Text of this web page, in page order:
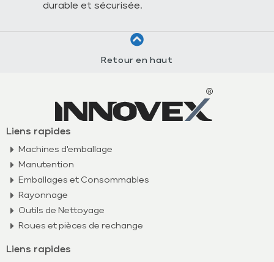
durable et sécurisée.
Retour en haut
Liens rapides
Machines d'emballage
Manutention
Emballages et Consommables
Rayonnage
Outils de Nettoyage
Roues et pièces de rechange
Liens rapides